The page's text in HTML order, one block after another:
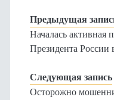
Предыдущая
Началась активная
Президента России
Следующая запись
Осторожно